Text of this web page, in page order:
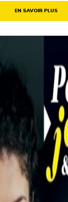
EN SAVOIR PLUS